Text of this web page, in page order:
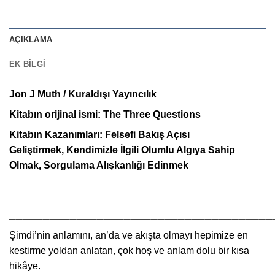
AÇIKLAMA
EK BILGI
Jon J Muth / Kuraldışı Yayıncılık
Kitabın orijinal ismi: The Three Questions
Kitabın Kazanımları: Felsefi Bakış Açısı
Geliştirmek, Kendimizle İlgili Olumlu Algıya Sahip
Olmak, Sorgulama Alışkanlığı Edinmek
Şimdi’nin anlamını, an’da ve akışta olmayı hepimize en
kestirme yoldan anlatan, çok hoş ve anlam dolu bir kısa
hikâye.